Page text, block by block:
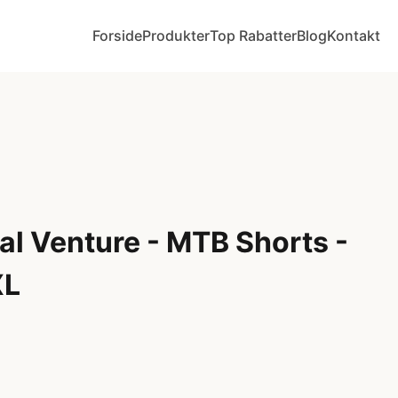
ForsideProdukterTop RabatterBlogKontakt
Venture - MTB Shorts -